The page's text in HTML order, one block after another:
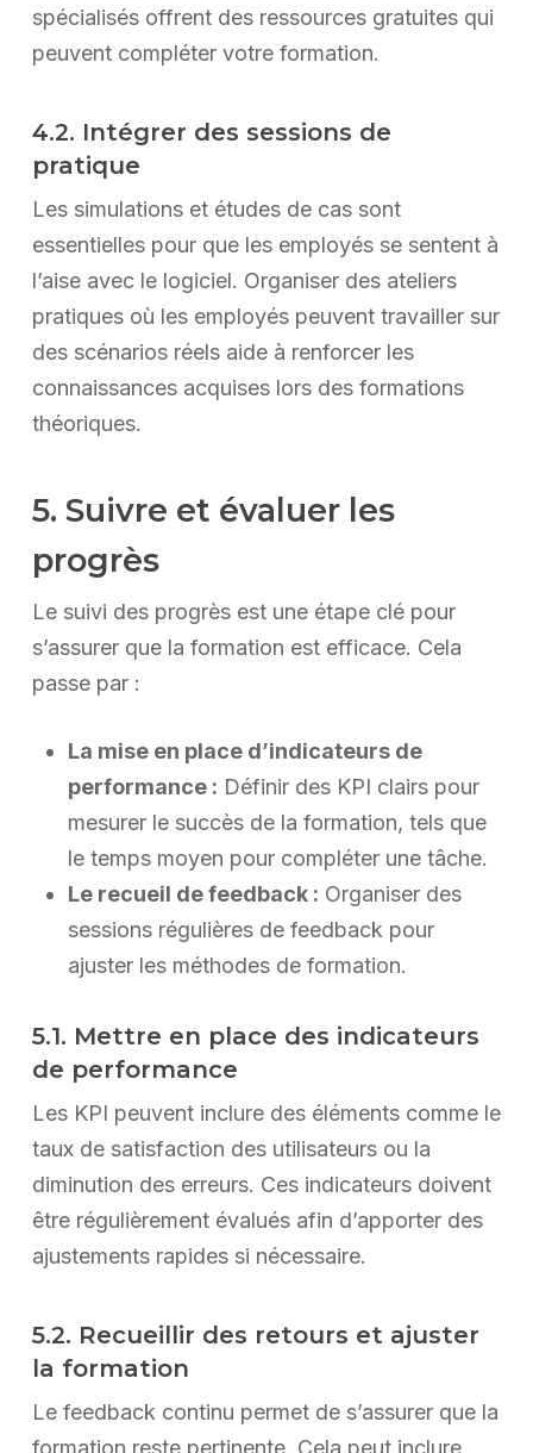
spécialisés offrent des ressources gratuites qui
peuvent compléter votre formation.
4.2. Intégrer des sessions de
pratique
Les simulations et études de cas sont
essentielles pour que les employés se sentent à
l’aise avec le logiciel. Organiser des ateliers
pratiques où les employés peuvent travailler sur
des scénarios réels aide à renforcer les
connaissances acquises lors des formations
théoriques.
5. Suivre et évaluer les
progrès
Le suivi des progrès est une étape clé pour
s’assurer que la formation est efficace. Cela
passe par :
La mise en place d’indicateurs de
performance : Définir des KPI clairs pour
mesurer le succès de la formation, tels que
le temps moyen pour compléter une tâche.
Le recueil de feedback : Organiser des
sessions régulières de feedback pour
ajuster les méthodes de formation.
5.1. Mettre en place des indicateurs
de performance
Les KPI peuvent inclure des éléments comme le
taux de satisfaction des utilisateurs ou la
diminution des erreurs. Ces indicateurs doivent
être régulièrement évalués afin d’apporter des
ajustements rapides si nécessaire.
5.2. Recueillir des retours et ajuster
la formation
Le feedback continu permet de s’assurer que la
formation reste pertinente. Cela peut inclure